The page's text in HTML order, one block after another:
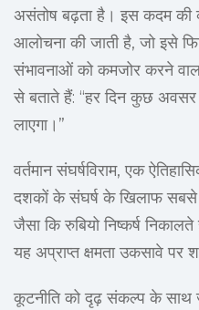
असंतोष बढ़ता है। इस कदम की
आलोचना की जाती है, जो इसे
संभावनाओं को कमजोर करने
से बताते हैं: “हर दिन कुछ अवसर
लाएगा।”
वर्तमान संघर्षविराम, एक
दशकों के संघर्ष के खिलाफ सबसे
जैसा कि रुबियो निष्कर्ष
यह अप्राप्त क्षमता उकसावे पर
कूटनीति को दृढ़ संकल्प के साथ